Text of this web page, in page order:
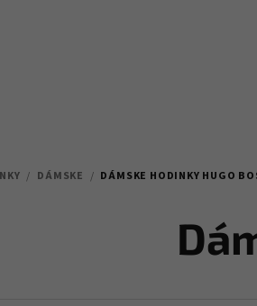
/ DÁMSKE / DÁMSKE HODINKY HUGO